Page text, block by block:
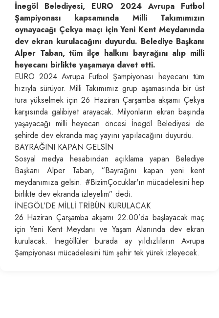
İnegöl Belediyesi, EURO 2024 Avrupa Futbol
Şampiyonası kapsamında Milli Takımımızın
oynayacağı Çekya maçı için Yeni Kent Meydanında
dev ekran kurulacağını duyurdu. Belediye Başkanı
Alper Taban, tüm ilçe halkını bayrağını alıp milli
heyecanı birlikte yaşamaya davet etti.
EURO 2024 Avrupa Futbol Şampiyonası heyecanı tüm
hızıyla sürüyor. Milli Takımımız grup aşamasında bir üst
tura yükselmek için 26 Haziran Çarşamba akşamı Çekya
karşısında galibiyet arayacak. Milyonların ekran başında
yaşayacağı milli heyecan öncesi İnegöl Belediyesi de
şehirde dev ekranda maç yayını yapılacağını duyurdu.
BAYRAĞINI KAPAN GELSİN
Sosyal medya hesabından açıklama yapan Belediye
Başkanı Alper Taban, “Bayrağını kapan yeni kent
meydanımıza gelsin. #BizimÇocuklar'ın mücadelesini hep
birlikte dev ekranda izleyelim” dedi.
İNEGÖL’DE MİLLİ TRİBÜN KURULACAK
26 Haziran Çarşamba akşamı 22.00’da başlayacak maç
için Yeni Kent Meydanı ve Yaşam Alanında dev ekran
kurulacak. İnegöllüler burada ay yıldızlıların Avrupa
Şampiyonası mücadelesini tüm şehir tek yürek izleyecek.